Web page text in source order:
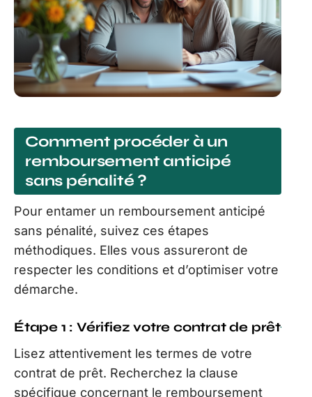
Comment procéder à un
remboursement anticipé
sans pénalité ?
Pour entamer un remboursement anticipé
sans pénalité, suivez ces étapes
méthodiques. Elles vous assureront de
respecter les conditions et d’optimiser votre
démarche.
Étape 1 : Vérifiez votre contrat de prêt
Lisez attentivement les termes de votre
contrat de prêt. Recherchez la clause
spécifique concernant le remboursement